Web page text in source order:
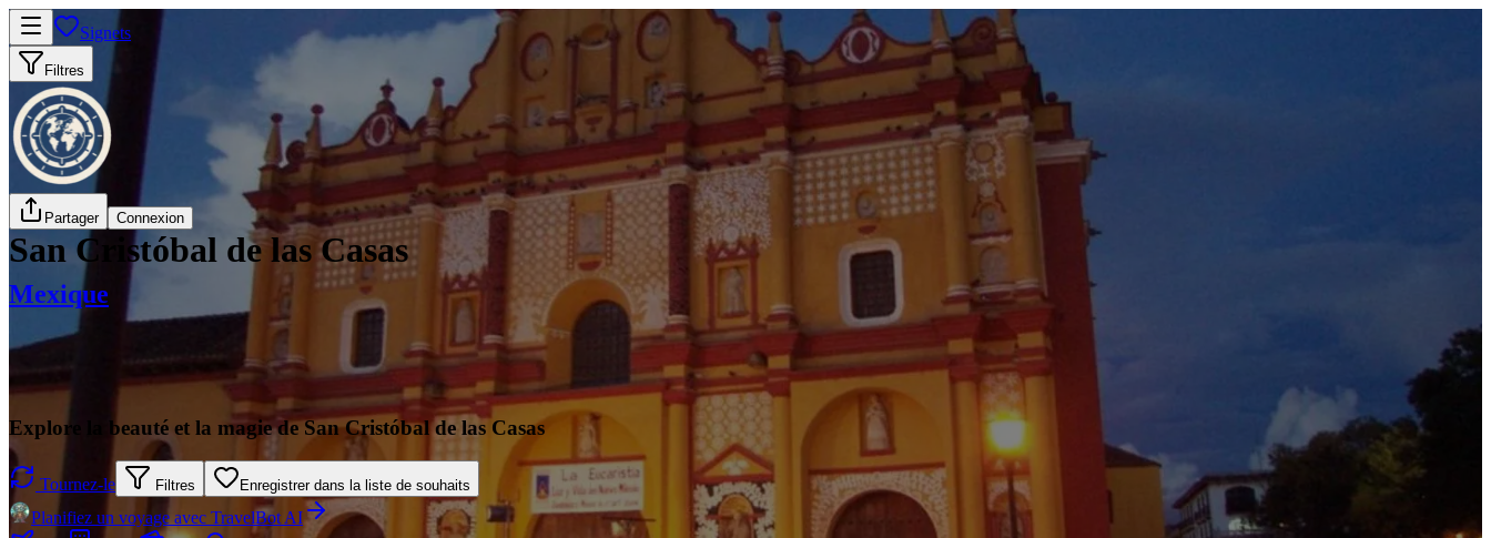
Signets
Filtres
Partager Connexion
San Cristóbal de las Casas
Mexique
Explore la beauté et la magie de San Cristóbal de las Casas
Tournez-le Filtres Enregistrer dans la liste de souhaits
Planifiez un voyage avec TravelBot AI